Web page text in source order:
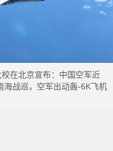
在北京宣布：中国空军近
海战巡，空军出动轰-6K飞机